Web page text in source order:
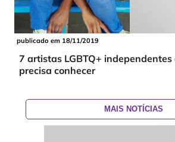
publicado em 18/11/2019
7 artistas LGBTQ+ independentes
precisa conhecer
MAIS NOTÍCIAS